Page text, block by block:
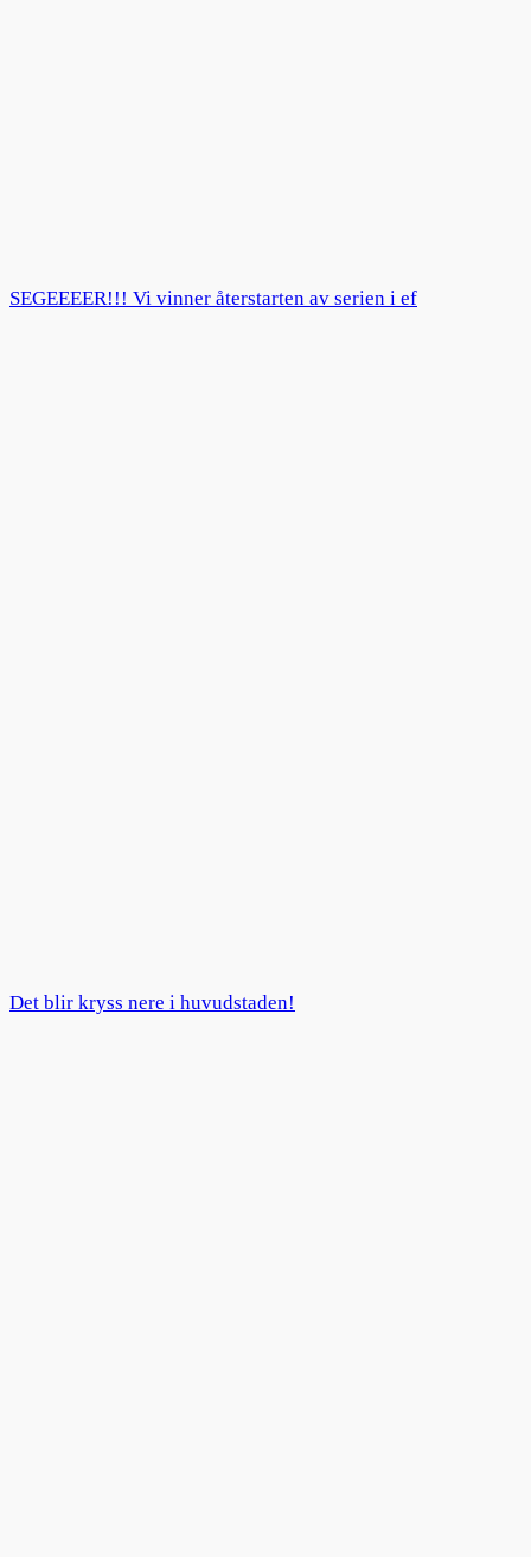
SEGEEEER!!! Vi vinner återstarten av serien i ef
Det blir kryss nere i huvudstaden!